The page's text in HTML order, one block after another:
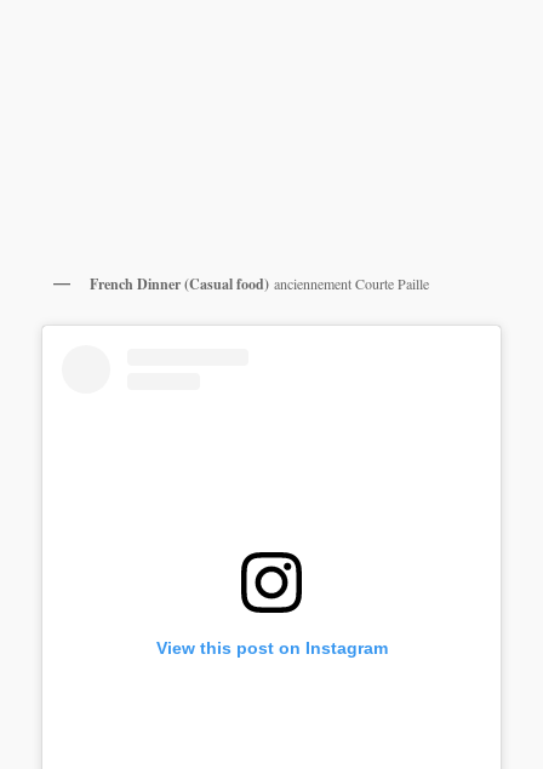
French Dinner (Casual food) anciennement Courte Paille
View this post on Instagram